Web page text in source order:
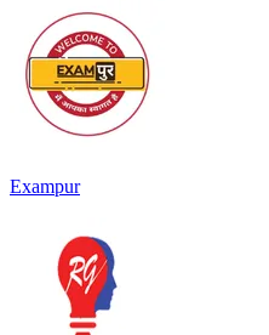
Exampur